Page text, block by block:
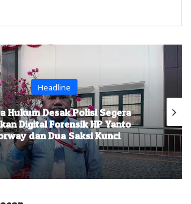
Headline
Hukum Desak Polisi Segera
Digital Forensik HP Yanto
dan Dua Saksi Kunci